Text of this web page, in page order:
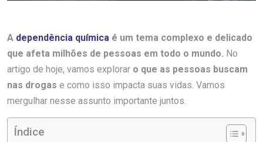
A dependência química é um tema complexo e delicado
que afeta milhões de pessoas em todo o mundo. No
artigo de hoje, vamos explorar o que as pessoas buscam
nas drogas e como isso impacta suas vidas. Vamos
mergulhar nesse assunto importante juntos.
Índice